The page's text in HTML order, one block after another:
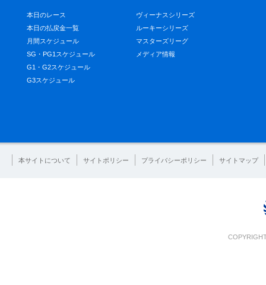
本日のレース
本日の払戻金一覧
月間スケジュール
SG・PG1スケジュール
G1・G2スケジュール
G3スケジュール
ヴィーナスシリーズ
ルーキーシリーズ
マスターズリーグ
メディア情報
本サイトについて サイトポリシー プライバシーポリシー サイトマップ